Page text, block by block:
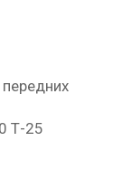
Т-25